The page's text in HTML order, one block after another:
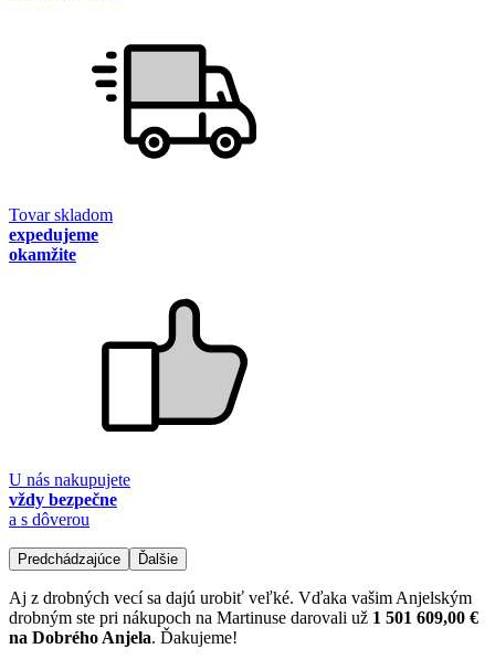
Tovar skladom
expedujeme
okamžite
U nás nakupujete
vždy bezpečne
a s dôverou
Predchádzajúce Ďalšie
Aj z drobných vecí sa dajú urobiť veľké. Vďaka vašim Anjelským
drobným ste pri nákupoch na Martinuse darovali už 1 501 609,00 €
na Dobrého Anjela. Ďakujeme!